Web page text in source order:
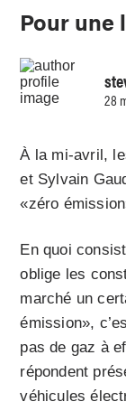
Pour une
28
À la mi-avril,
et Sylvain
«zéro
En quoi
oblige les
marché un
émission»,
pas de gaz à
répondent
véhicules